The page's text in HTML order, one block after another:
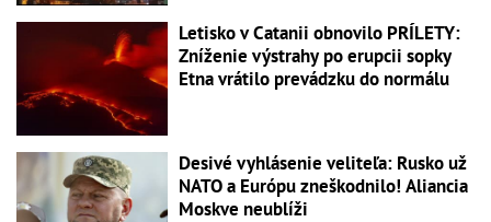
Letisko v Catanii obnovilo PRÍLETY:
Zníženie výstrahy po erupcii sopky
Etna vrátilo prevádzku do normálu
Desivé vyhlásenie veliteľa: Rusko už
NATO a Európu zneškodnilo! Aliancia
Moskve neublíži